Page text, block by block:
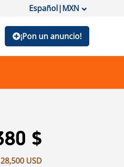
Español|MXN
¡Pon un anuncio!
$
28,500 USD